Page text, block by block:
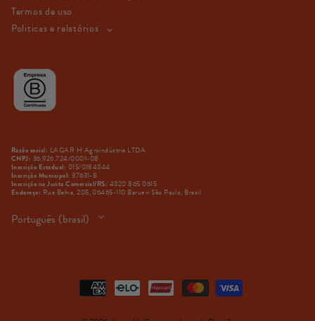
Termos de uso
Politicas e relatórios
Razão social: LAGAR H Agroindústria LTDA
CNPJ: 36.926.724/0001-08
Inscrição Estadual: 015/0184344
Inscrição Municipal: 37631-8
Inscrição na Junta Comercial/RS: 4320 865 0615
Endereço: Rua Bahia, 205, 06465-110 Barueri São Paulo, Brasil
Idioma
Português (brasil)